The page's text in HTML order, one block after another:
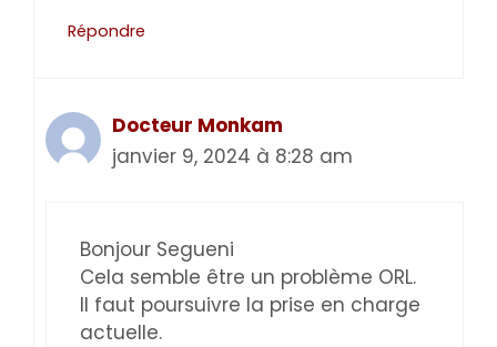
Répondre
Docteur Monkam
janvier 9, 2024 à 8:28 am
Bonjour Segueni
Cela semble être un problème ORL.
Il faut poursuivre la prise en charge
actuelle.